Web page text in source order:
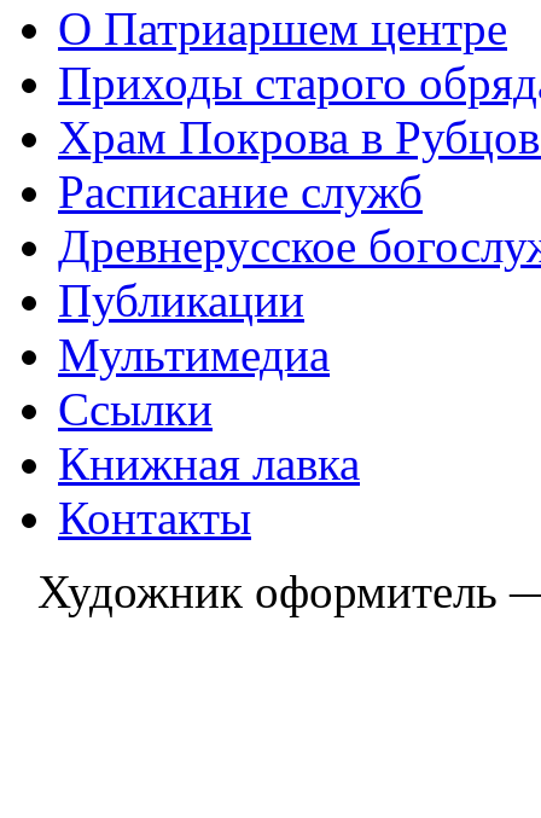
О Патриаршем центре
Приходы старого
Храм Покрова в
Расписание служб
Древнерусское
Публикации
Мультимедиа
Ссылки
Книжная лавка
Контакты
Художник оформитель